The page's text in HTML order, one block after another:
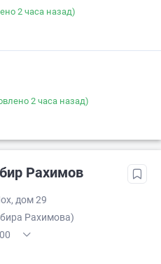
2 часа назад)
2 часа назад)
Рахимов
дом 29
Рахимова)